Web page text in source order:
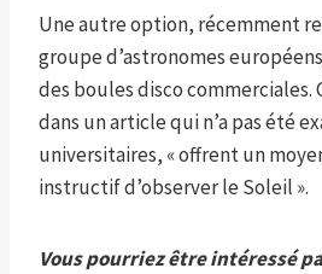
Une autre option, récemment
groupe d’astronomes
des boules disco
dans un article qui n’a pas été
universitaires, « offrent un
instructif d’observer le Soleil ».
Vous pourriez être intéressé